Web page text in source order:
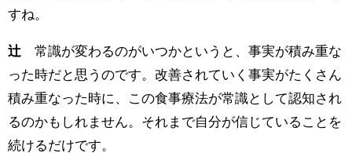
すね。
辻 常識が変わるのがいつかというと、事実が積み重な
った時だと思うのです。改善されていく事実がたくさん
積み重なった時に、この食事療法が常識として認知され
るのかもしれません。それまで自分が信じていることを
続けるだけです。